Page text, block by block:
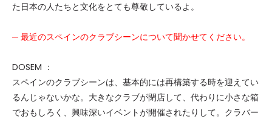
た日本の人たちと文化をとても尊敬しているよ。
─ 最近のスペインのクラブシーンについて聞かせてください。
DOSEM ：
スペインのクラブシーンは、基本的には再構築する時を迎えてい
るんじゃないかな。大きなクラブが閉店して、代わりに小さな箱
でおもしろく、興味深いイベントが開催されたりして。クラバー